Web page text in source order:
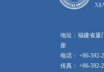
地址：福建省厦
座
电话： +86-592-
传真： +86-592-